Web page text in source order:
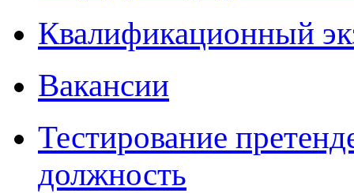
Квалификационный
Вакансии
Тестирование
должность